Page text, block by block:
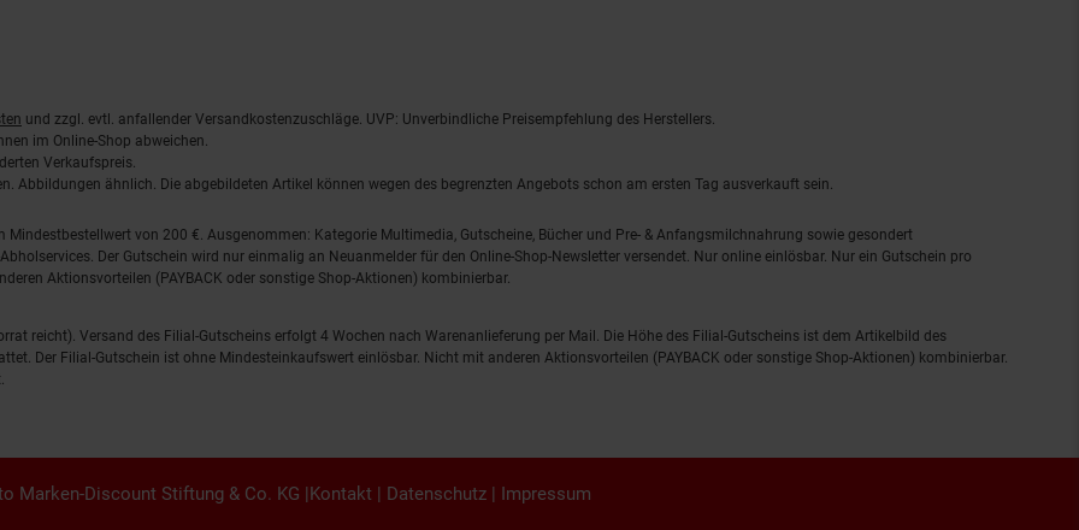
und zzgl. evtl. anfallender Versandkostenzuschläge. UVP: Unverbindliche Preisempfehlung des Herstellers.
im Online-Shop abweichen.
Verkaufspreis.
Abbildungen ähnlich. Die abgebildeten Artikel können wegen des begrenzten Angebots schon am ersten Tag ausverkauft sein.
von 200 €. Ausgenommen: Kategorie Multimedia, Gutscheine, Bücher und Pre- & Anfangsmilchnahrung sowie gesondert
Der Gutschein wird nur einmalig an Neuanmelder für den Online-Shop-Newsletter versendet. Nur online einlösbar. Nur ein Gutschein pro
Aktionsvorteilen (PAYBACK oder sonstige Shop-Aktionen) kombinierbar.
reicht). Versand des Filial-Gutscheins erfolgt 4 Wochen nach Warenanlieferung per Mail. Die Höhe des Filial-Gutscheins ist dem Artikelbild des
Der Filial-Gutschein ist ohne Mindesteinkaufswert einlösbar. Nicht mit anderen Aktionsvorteilen (PAYBACK oder sonstige Shop-Aktionen) kombinierbar.
Marken-Discount Stiftung & Co. KG |Kontakt | Datenschutz| Impressum